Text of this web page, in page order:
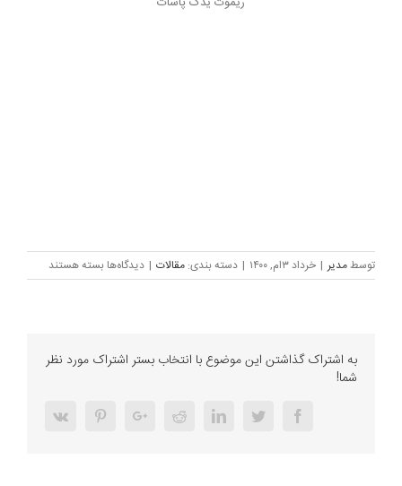
توسطمدیر | خرداد ۳ام, ۱۴۰۰ | دسته بندی: مقالات | دیدگاه‌ها برای
ریموت
پروگرام
ریموت
بسته هستند
به اشتراک گذاشتن این موضوع با انتخاب بستر اشتراک مورد نظر
شما!
Facebook
Twitter
LinkedIn
Reddit
Google+
Pinterest
Vk